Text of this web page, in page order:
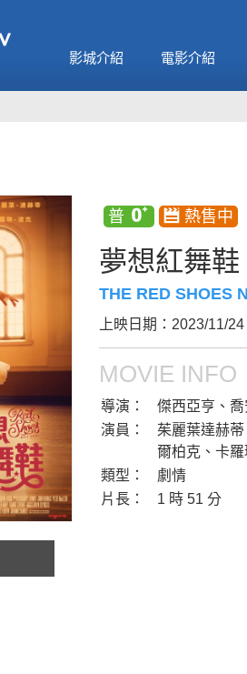
影城介紹 電影介紹
MORE
MORE
夢想紅舞鞋
THE RED SHOES
上映日期：2023/11/24
MOVIE INFO
導演：
傑西亞亨、
演員：
茱麗葉達赫
爾柏克、卡
類型：
劇情
片長：
1 時 51 分